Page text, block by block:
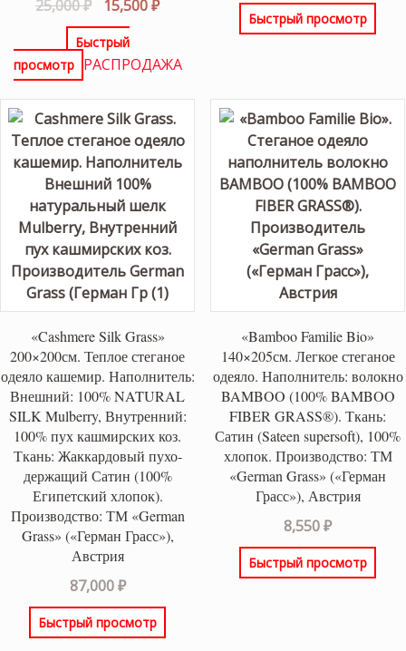
25,000₽
Первоначальная
цена
составляла
25,000 ₽.
15,500₽Текущая
Быстрый
просмотр
РАСПРОДАЖА
Быстрый просмотр
«Cashmere Silk Grass»
200×200см. Теплое стеганое
одеяло кашемир. Наполнитель:
Внешний: 100% NATURAL
SILK Mulberry, Внутренний:
100% пух кашмирских коз.
Ткань: Жаккардовый пухо-
держащий Сатин (100%
Египетский хлопок).
Производство: ТМ «German
Grass» («Герман Грасс»),
Австрия
87,000₽
Быстрый просмотр
«Bamboo Familie Bio»
140×205см. Легкое стеганое
одеяло. Наполнитель: волокно
BAMBOO (100% BAMBOO
FIBER GRASS®). Ткань:
Сатин (Sateen supersoft), 100%
хлопок. Производство: ТМ
«German Grass» («Герман
Грасс»), Австрия
8,550₽
Быстрый просмотр